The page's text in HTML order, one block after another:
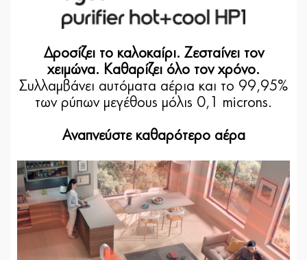
Δροσίζει το καλοκαίρι. Ζεσταίνει τον
χειμώνα. Καθαρίζει όλο τον χρόνο.
Συλλαμβάνει αυτόματα αέρια και το 99,95%
των ρύπων μεγέθους μόλις 0,1 microns.
Αναπνεύστε καθαρότερο αέρα